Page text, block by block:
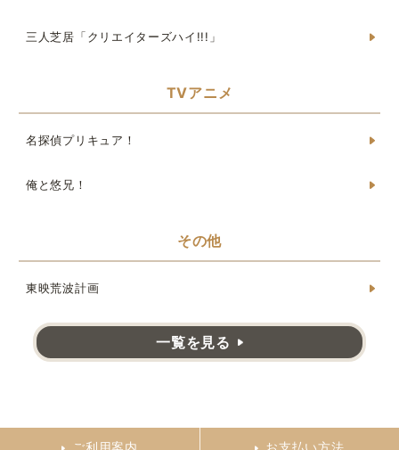
三人芝居「クリエイターズハイ!!!」
TVアニメ
名探偵プリキュア！
俺と悠兄！
その他
東映荒波計画
一覧を見る
ご利用案内 お支払い方法